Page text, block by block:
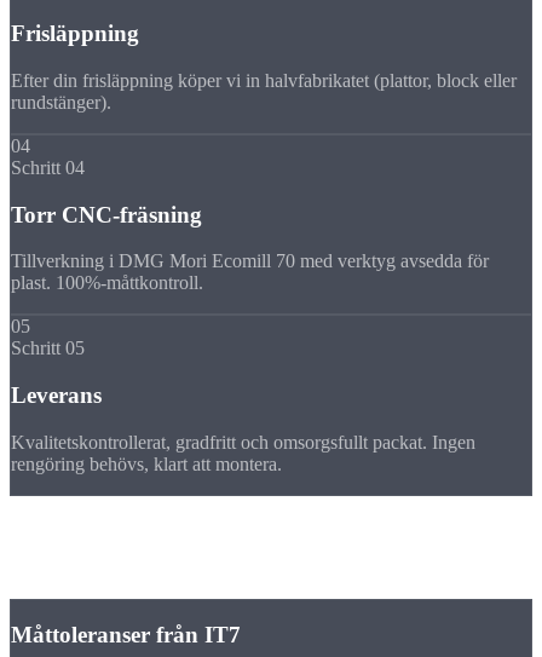
Frisläppning
Efter din frisläppning köper vi in halvfabrikatet (plattor, block eller
rundstänger).
04
Schritt 04
Torr CNC-fräsning
Tillverkning i DMG Mori Ecomill 70 med verktyg avsedda för
plast. 100%-måttkontroll.
05
Schritt 05
Leverans
Kvalitetskontrollerat, gradfritt och omsorgsfullt packat. Ingen
rengöring behövs, klart att montera.
Måttoleranser från IT7